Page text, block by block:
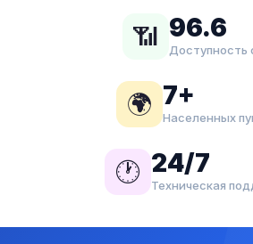
📶 96.6
Доступность
🌍 7+
Населенных
🕐 24/7
Техническая